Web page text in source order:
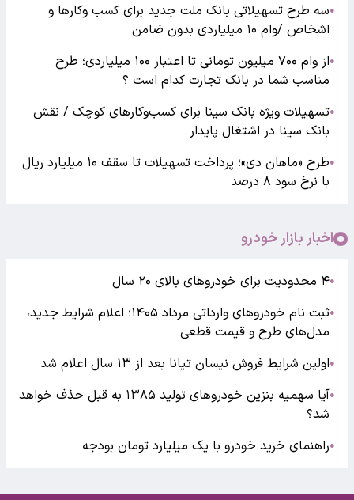
●سه طرح تسهیلاتی بانک ملت جدید برای کسب وکارها و
اشخاص /وام ۱۰ میلیاردی بدون ضامن
●
از وام ۷۰۰ میلیون تومانی تا اعتبار ۱۰۰ میلیاردی؛ طرح
مناسب شما در بانک تجارت کدام است ؟
●تسهیلات ویژه بانک سینا برای کسب‌وکارهای کوچک / نقش
بانک سینا در اشتغال پایدار
●
طرح «ماهان دی»؛ پرداخت تسهیلات تا سقف ۱۰ میلیارد ریال
با نرخ سود ۸ درصد
اخبار بازار خودرو
●۴ محدودیت برای خودروهای بالای ۲۰ سال
●
ثبت نام خودروهای وارداتی مرداد ۱۴۰۵؛ اعلام شرایط جدید،
مدل‌های طرح و قیمت قطعی
●اولین شرایط فروش نیسان تیانا بعد از ۱۳ سال اعلام شد
●
آیا سهمیه بنزین خودروهای تولید ۱۳۸۵ به قبل حذف خواهد
شد؟
●راهنمای خرید خودرو با یک میلیارد تومان بودجه